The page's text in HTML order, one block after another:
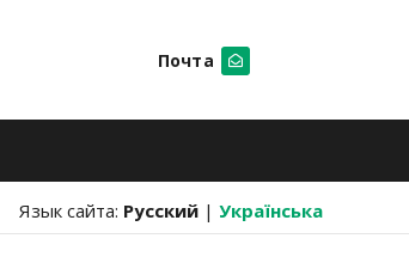
Почта
Язык сайта: Русский | Українська